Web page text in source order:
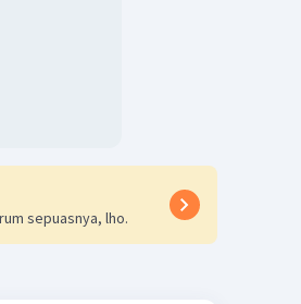
sepuasnya, lho.